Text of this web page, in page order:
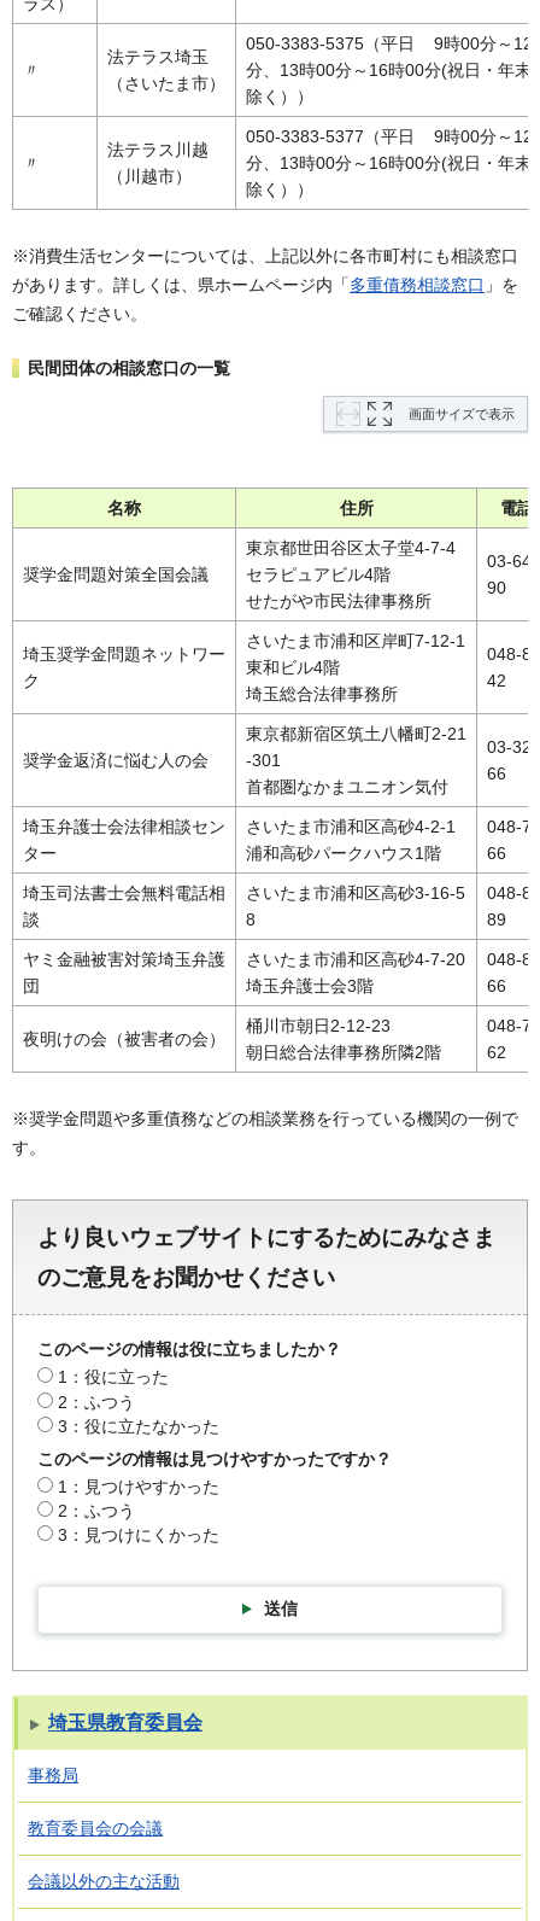
〃
法テラス埼玉
（さいたま市）
050-3383-5375（平日 9時00分～12
分、13時00分～16時00分(祝日・年末
除く））
〃
法テラス川越
（川越市）
050-3383-5377（平日 9時00分～12
分、13時00分～16時00分(祝日・年末
除く））
※消費生活センターについては、上記以外に各市町村にも相談窓口
があります。詳しくは、県ホームページ内「多重債務相談窓口 」を
ご確認ください。
民間団体の相談窓口の一覧
画面サイズで表示
名称 住所 電話
奨学金問題対策全国会議
東京都世田谷区太子堂4-7-4
セラピュアビル4階
せたがや市民法律事務所
03-
90
埼玉奨学金問題ネットワー
ク
さいたま市浦和区岸町7-12-1
東和ビル4階
埼玉総合法律事務所
048-
42
奨学金返済に悩む人の会
東京都新宿区筑土八幡町2-21
-301
首都圏なかまユニオン気付
03-
66
埼玉弁護士会法律相談セン
ター
さいたま市浦和区高砂4-2-1
浦和高砂パークハウス1階
048-
66
埼玉司法書士会無料電話相
談
さいたま市浦和区高砂3-16-5
8
048-
89
ヤミ金融被害対策埼玉弁護
団
さいたま市浦和区高砂4-7-20
埼玉弁護士会3階
048-
66
夜明けの会（被害者の会）
桶川市朝日2-12-23
朝日総合法律事務所隣2階
048-
62
※奨学金問題や多重債務などの相談業務を行っている機関の一例で
す。
より良いウェブサイトにするためにみなさま
のご意見をお聞かせください
このページの情報は役に立ちましたか？
1：役に立った
2：ふつう
3：役に立たなかった
このページの情報は見つけやすかったですか？
1：見つけやすかった
2：ふつう
3：見つけにくかった
送信
埼玉県教育委員会
事務局
教育委員会の会議
会議以外の主な活動